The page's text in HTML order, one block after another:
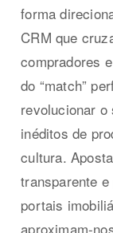
forma
CRM que
compradores
do “match”
revolucionar
inéditos de
cultura.
transparente
portais
aproximam-